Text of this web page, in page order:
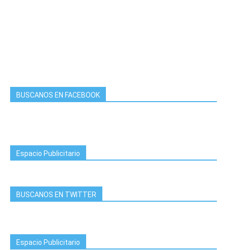
BUSCANOS EN FACEBOOK
Espacio Publicitario
BUSCANOS EN TWITTER
Espacio Publicitario